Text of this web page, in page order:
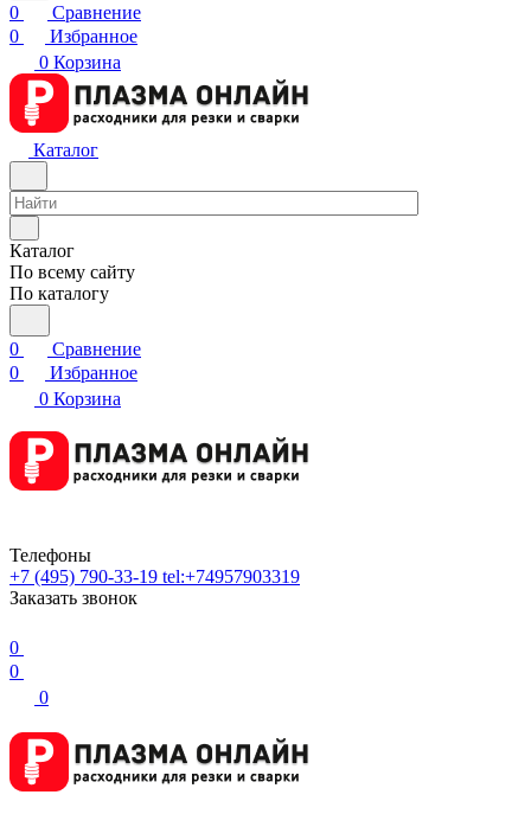
0
Сравнение
0
Избранное
0 Корзина
Каталог
Каталог
По всему сайту
По каталогу
0
Сравнение
0
Избранное
0 Корзина
Телефоны
+7 (495) 790-33-19 tel:+74957903319
Заказать звонок
0
0
0